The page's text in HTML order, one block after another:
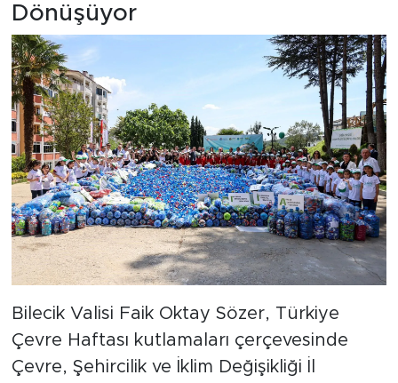
Dönüşüyor
Bilecik Valisi Faik Oktay Sözer, Türkiye
Çevre Haftası kutlamaları çerçevesinde
Çevre, Şehircilik ve İklim Değişikliği İl